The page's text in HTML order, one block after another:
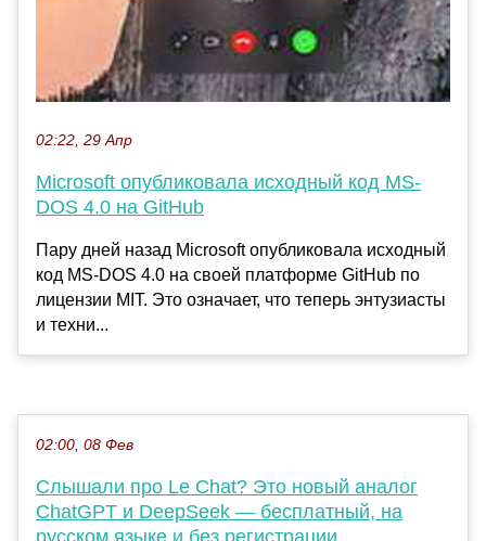
02:22, 29 Апр
Microsoft опубликовала исходный код MS-
DOS 4.0 на GitHub
Пару дней назад Microsoft опубликовала исходный
код MS-DOS 4.0 на своей платформе GitHub по
лицензии MIT. Это означает, что теперь энтузиасты
и техни...
02:00, 08 Фев
Слышали про Le Chat? Это новый аналог
ChatGPT и DeepSeek — бесплатный, на